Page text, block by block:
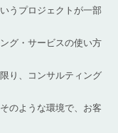
うプロジェクトが一部
グ・サービスの使い方
り、コンサルティング
のような環境で、お客